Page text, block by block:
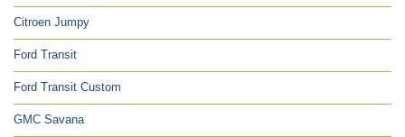
Citroen Jumpy
Ford Transit
Ford Transit Custom
GMC Savana